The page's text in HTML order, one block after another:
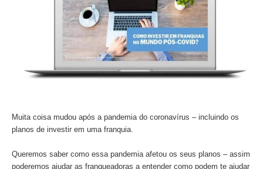
Muita coisa mudou após a pandemia do coronavírus – incluindo os
planos de investir em uma franquia.
Queremos saber como essa pandemia afetou os seus planos – assim
poderemos ajudar as franqueadoras a entender como podem te ajudar